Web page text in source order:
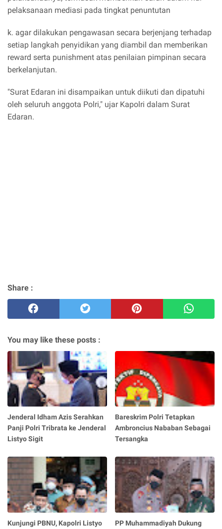
pelaksanaan mediasi pada tingkat penuntutan
k. agar dilakukan pengawasan secara berjenjang terhadap
setiap langkah penyidikan yang diambil dan memberikan
reward serta punishment atas penilaian pimpinan secara
berkelanjutan.
"Surat Edaran ini disampaikan untuk diikuti dan dipatuhi
oleh seluruh anggota Polri," ujar Kapolri dalam Surat
Edaran.
Share :
You may like these posts :
Jenderal Idham Azis Serahkan
Panji Polri Tribrata ke Jenderal
Listyo Sigit
Bareskrim Polri Tetapkan
Ambroncius Nababan Sebagai
Tersangka
Kunjungi PBNU, Kapolri Listyo
PP Muhammadiyah Dukung